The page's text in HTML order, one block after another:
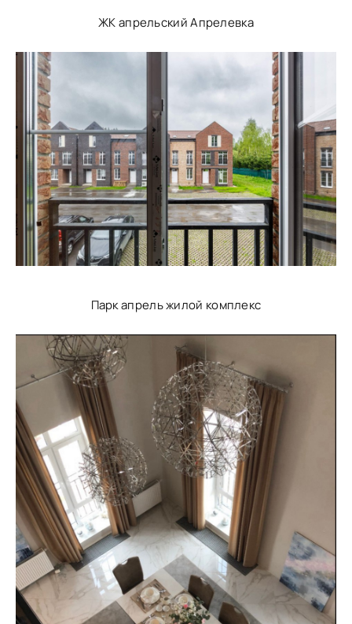
ЖК апрельский Апрелевка
Парк апрель жилой комплекс